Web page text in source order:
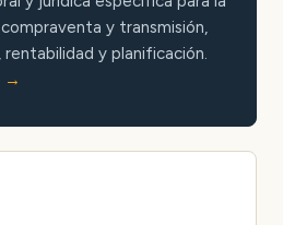
y transmisión,
y planificación.